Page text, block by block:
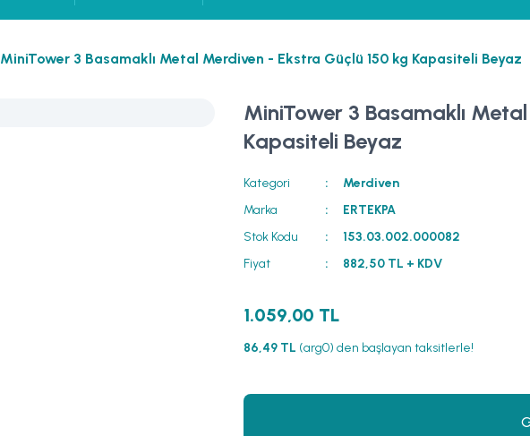
MiniTower 3 Basamaklı Metal Merdiven - Ekstra Güçlü 150 kg Kapasiteli Beyaz
MiniTower 3 Basamaklı
Kapasiteli Beyaz
Kategori
Merdiven
Marka
ERTEKPA
Stok Kodu
153.03.002.000082
Fiyat
882,50 TL + KDV
1.059,00 TL
86,49 TL (arg0) den başlayan taksitlerle!